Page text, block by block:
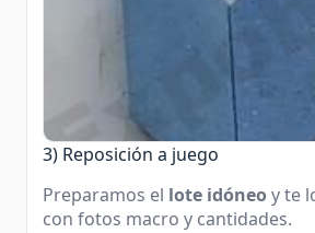
3) Reposición a juego
Preparamos el lote idóneoy te
con fotos macro y cantidades.